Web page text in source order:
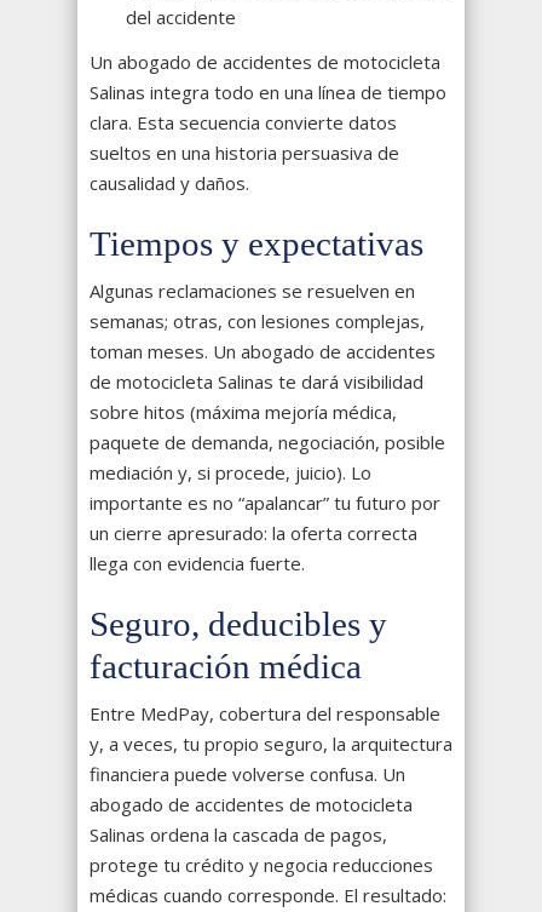
del accidente
Un abogado de accidentes de motocicleta
Salinas integra todo en una línea de tiempo
clara. Esta secuencia convierte datos
sueltos en una historia persuasiva de
causalidad y daños.
Tiempos y expectativas
Algunas reclamaciones se resuelven en
semanas; otras, con lesiones complejas,
toman meses. Un abogado de accidentes
de motocicleta Salinas te dará visibilidad
sobre hitos (máxima mejoría médica,
paquete de demanda, negociación, posible
mediación y, si procede, juicio). Lo
importante es no “apalancar” tu futuro por
un cierre apresurado: la oferta correcta
llega con evidencia fuerte.
Seguro, deducibles y
facturación médica
Entre MedPay, cobertura del responsable
y, a veces, tu propio seguro, la arquitectura
financiera puede volverse confusa. Un
abogado de accidentes de motocicleta
Salinas ordena la cascada de pagos,
protege tu crédito y negocia reducciones
médicas cuando corresponde. El resultado: